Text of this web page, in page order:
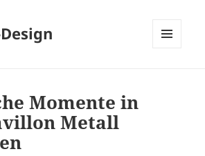
Momente in
Metall